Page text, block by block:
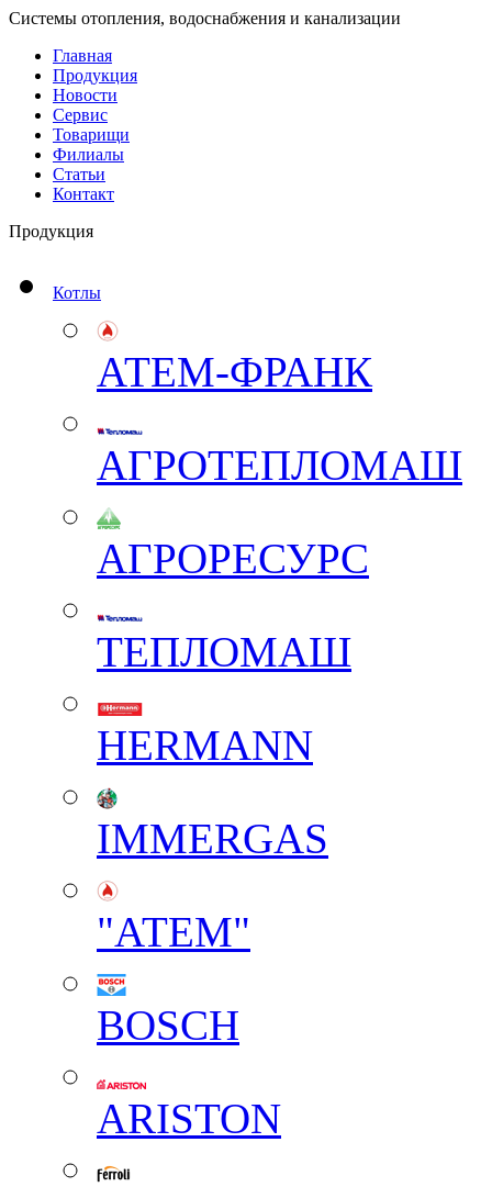
Системы отопления, водоснабжения и канализации
Главная
Продукция
Новости
Сервис
Товарищи
Филиалы
Статьи
Контакт
Продукция
Котлы
АТЕМ-ФРАНК
АГРОТЕПЛОМАШ
АГРОРЕСУРС
ТЕПЛОМАШ
HERMANN
IMMERGAS
"АТЕМ"
BOSCH
ARISTON